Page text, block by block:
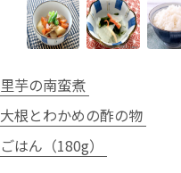
里芋の南蛮煮
大根とわかめの酢の物
ごはん（180g）